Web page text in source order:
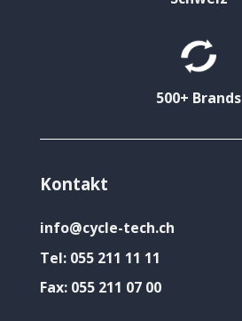
500+ Brands
Kontakt
info@cycle-tech.ch
Tel: 055 211 11 11
Fax: 055 211 07 00